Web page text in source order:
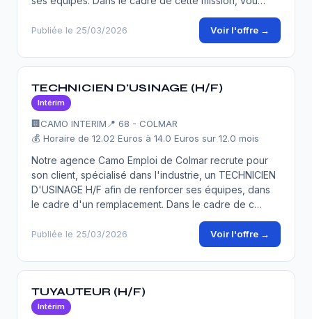
Publiée le 25/03/2026 Voir l'offre →
TECHNICIEN D'USINAGE (H/F)
Intérim
🏢CAMO INTERIM 📍 68 - COLMAR
💰 Horaire de 12.02 Euros à 14.0 Euros sur 12.0 mois
Notre agence Camo Emploi de Colmar recrute pour
son client, spécialisé dans l'industrie, un TECHNICIEN
D'USINAGE H/F afin de renforcer ses équipes, dans
le cadre d'un remplacement. Dans le cadre de c…
Publiée le 25/03/2026 Voir l'offre →
TUYAUTEUR (H/F)
Intérim